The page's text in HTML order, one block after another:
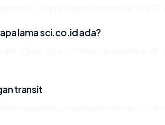
lama sci.co.id ada?
transit